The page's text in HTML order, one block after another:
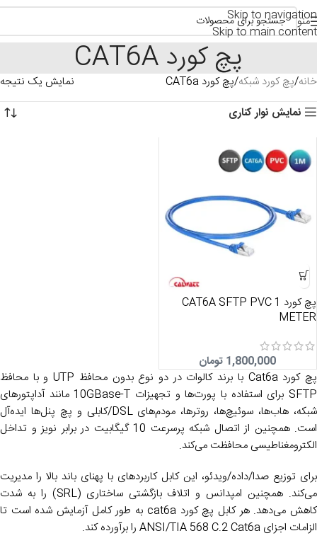
Skip to navigation
Skip to main content
منو
پچ کورد CAT6A
خانه پچ کورد شبکه پچ کورد CAT6a
نمایش یک نتیجه
نمایش نوار کناری
پچ کورد CAT6A SFTP PVC 1
METER
1,800,000 تومان
پچ کورد Cat6a با برند کالوات در دو نوع بدون محافظ UTP و با محافظ
SFTP برای استفاده با پورت‌ها و تجهیزات 10GBase-T مانند آداپتورهای
شبکه، هاب‌ها، سوئیچ‌ها، روترها، مودم‌های DSL/کابلی و پچ پنل‌ها ایده‌آل
است. همچنین از اتصال شبکه پرسرعت 10 گیگابیت در برابر نویز و تداخل
الکترومغناطیسی محافظت می‌کند.
برای توزیع صدا/داده/ویدئو، این کابل کاربردهای با پهنای باند بالا را مدیریت
می‌کند. همچنین امپدانس و اتلاف بازگشتی ساختاری (SRL) را به شدت
کاهش می‌دهد. هر کابل پچ کورد cat6a به طور کامل آزمایش شده است تا
الزامات اجزای ANSI/TIA 568 C.2 Cat6a را برآورده کند.